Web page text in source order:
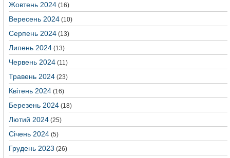
Жовтень 2024 (16)
Вересень 2024 (10)
Серпень 2024 (13)
Липень 2024 (13)
Червень 2024 (11)
Травень 2024 (23)
Квітень 2024 (16)
Березень 2024 (18)
Лютий 2024 (25)
Січень 2024 (5)
Грудень 2023 (26)